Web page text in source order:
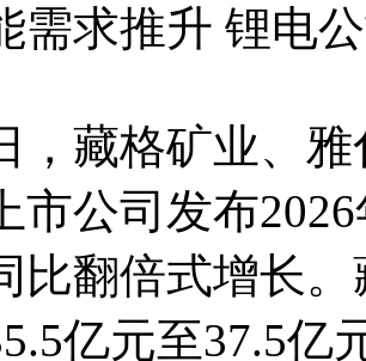
求推升 锂电公
藏格矿业、雅
市公司发布
比翻倍式增长
亿元至37.5亿